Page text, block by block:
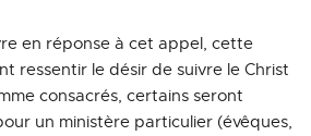
en réponse à cet appel, cette
ressentir le désir de suivre le Christ
consacrés, certains seront
un ministère particulier (évêques,